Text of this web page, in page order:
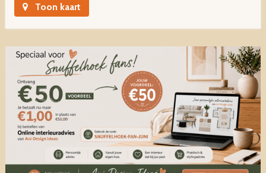
Toon kaart